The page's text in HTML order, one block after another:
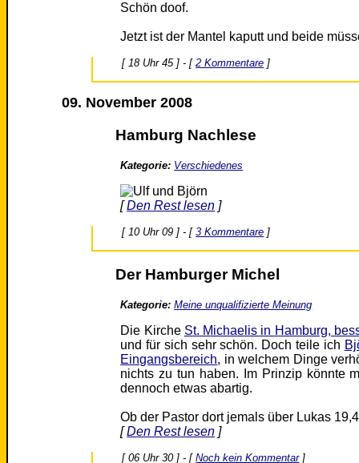
Schön doof.
Jetzt ist der Mantel kaputt und beide
[ 18 Uhr 45 ] - [2 Kommentare ]
09. November 2008
Hamburg Nachlese
Kategorie: Verschiedenes
[Den Rest lesen ]
[ 10 Uhr 09 ] - [3 Kommentare ]
Der Hamburger Michel
Kategorie: Meine unqualifizierte Meinung
Die Kirche St. Michaelis in Hamburg,
und für sich sehr schön. Doch teile ich
Eingangsbereich, in welchem Dinge
nichts zu tun haben. Im Prinzip könnte
dennoch etwas abartig.
Ob der Pastor dort jemals über Lukas
[Den Rest lesen ]
[ 06 Uhr 30 ] - [Noch kein Kommentar]